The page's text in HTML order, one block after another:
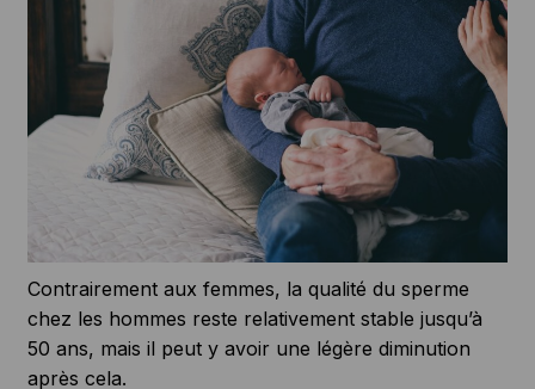
Contrairement aux femmes, la qualité du sperme
chez les hommes reste relativement stable jusqu’à
50 ans, mais il peut y avoir une légère diminution
après cela.